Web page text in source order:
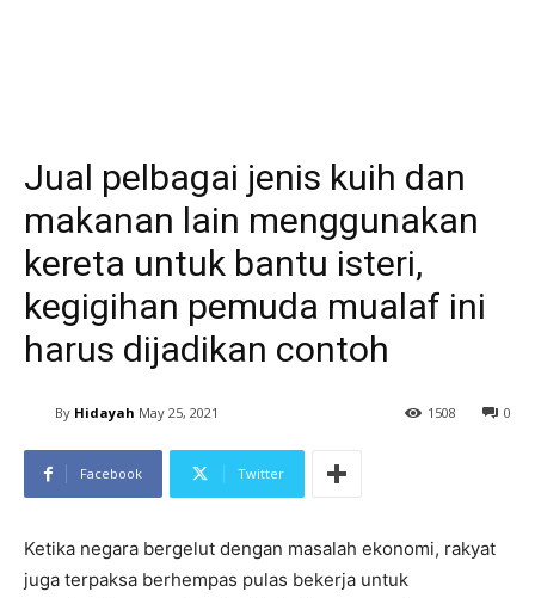
Jual pelbagai jenis kuih dan
makanan lain menggunakan
kereta untuk bantu isteri,
kegigihan pemuda mualaf ini
harus dijadikan contoh
By Hidayah May 25, 2021 0
1508
Facebook Twitter
Ketika negara bergelut dengan masalah ekonomi, rakyat
juga terpaksa berhempas pulas bekerja untuk